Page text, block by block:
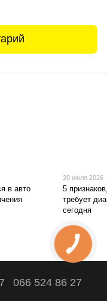
в авто
20 июля 2026
5
требует
сегодня
066 524 86 27